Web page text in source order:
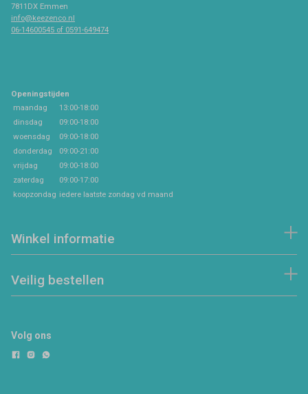
7811DX Emmen
info@keezenco.nl
06-14600545 of 0591-649474
Openingstijden
maandag
13:00-18:00
dinsdag
09:00-18:00
woensdag
09:00-18:00
donderdag
09:00-21:00
vrijdag
09:00-18:00
zaterdag
09:00-17:00
koopzondag iedere laatste zondag vd maand
Winkel informatie
Veilig bestellen
Volg ons